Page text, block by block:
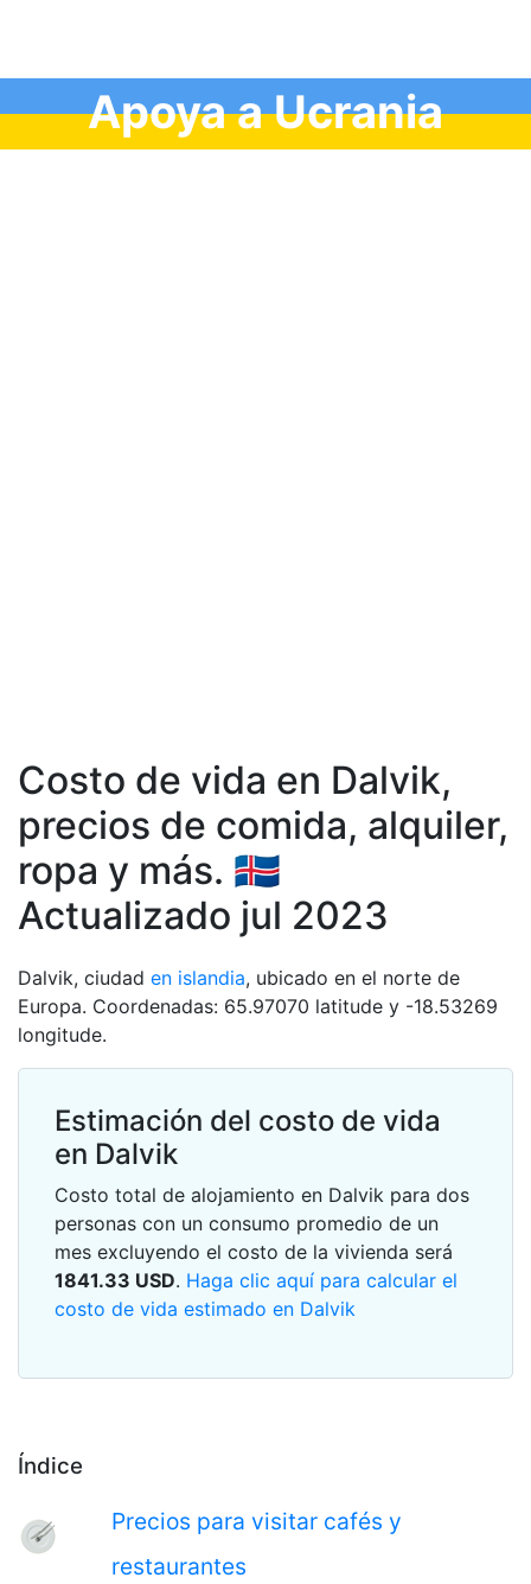
Apoya a Ucrania
Costo de vida en Dalvik,
precios de comida, аlquiler,
ropa y más. 🇮🇸
Actualizado jul 2023
Índice
Precios para visitar cafés y
restaurantes
Dalvik, ciudad en islandia, ubicado en el norte de
Europa. Coordenadas: 65.97070 latitude y -18.53269
longitude.
Estimación del costo de vida
en Dalvik
Costo total de alojamiento en Dalvik para dos
personas con un consumo promedio de un
mes excluyendo el costo de la vivienda será
1841.33 USD. Haga clic aquí para calcular el
costo de vida estimado en Dalvik